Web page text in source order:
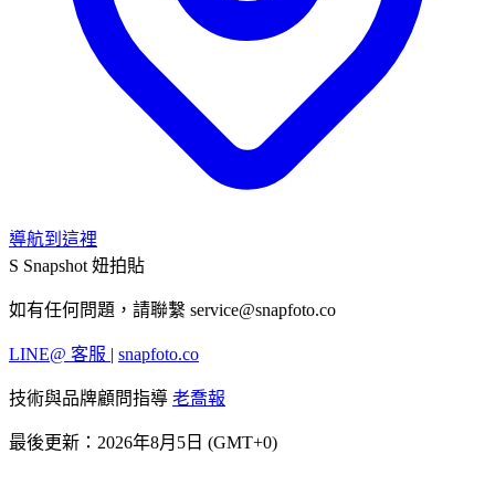
導航到這裡
S Snapshot 妞拍貼
如有任何問題，請聯繫 service@snapfoto.co
LINE@ 客服 | snapfoto.co
技術與品牌顧問指導 老喬報
最後更新：2026年8月5日 (GMT+0)